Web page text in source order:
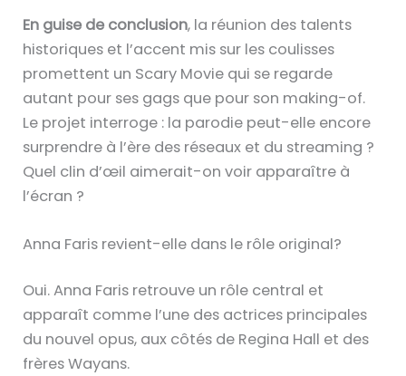
En guise de conclusion, la réunion des talents
historiques et l’accent mis sur les coulisses
promettent un Scary Movie qui se regarde
autant pour ses gags que pour son making-of.
Le projet interroge : la parodie peut-elle encore
surprendre à l’ère des réseaux et du streaming ?
Quel clin d’œil aimerait-on voir apparaître à
l’écran ?
Anna Faris revient-elle dans le rôle original?
Oui. Anna Faris retrouve un rôle central et
apparaît comme l’une des actrices principales
du nouvel opus, aux côtés de Regina Hall et des
frères Wayans.